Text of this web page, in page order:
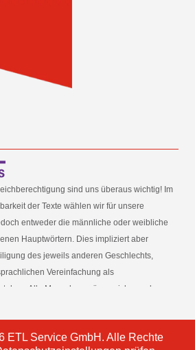
sind uns überaus wichtig! Im
der Texte wählen wir für unsere
entweder die männliche oder weibliche
Hauptwörtern. Dies impliziert aber
des jeweils anderen Geschlechts,
Vereinfachung als
Alle Menschen mögen sich von den
Mainstreaming-Strategie der
wir ausdrücklich eine Politik der
ETL Service GmbH. Alle Rechte